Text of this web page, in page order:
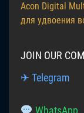
Acon Digital
для удвоения
JOIN OUR
✈ Telegram
WhatsApp